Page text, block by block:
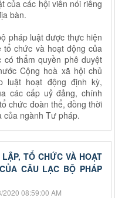
của các hội viên nói riêng
bàn.
pháp luật được thực hiện
chức và hoạt động của
thẩm quyền phê duyệt
Cộng hoà xã hội chủ
luật hoạt động định kỳ,
các cấp uỷ đảng, chính
chức đoàn thể, đồng thời
của ngành Tư pháp.
TỔ CHỨC VÀ HOẠT
CÂU LẠC BỘ PHÁP
2020 08:59:00 AM